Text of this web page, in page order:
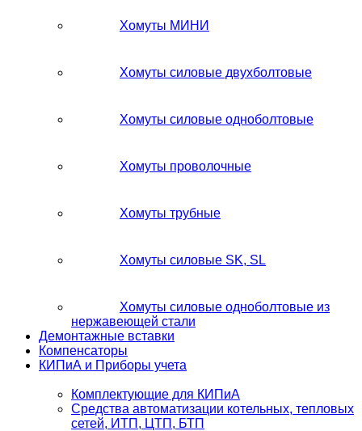
Хомуты МИНИ
Хомуты силовые двухболтовые
Хомуты силовые одноболтовые
Хомуты проволочные
Хомуты трубные
Хомуты силовые SK, SL
Хомуты силовые одноболтовые из
нержавеющей стали
Демонтажные вставки
Компенсаторы
КИПиА и Приборы учета
Комплектующие для КИПиА
Средства автоматизации котельных, тепловых
сетей, ИТП, ЦТП, БТП